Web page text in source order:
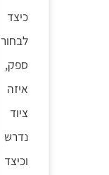
כיצד
לבחור
ספק,
איזה
ציוד
נדרש
וכיצד